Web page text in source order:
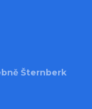
Šternberk